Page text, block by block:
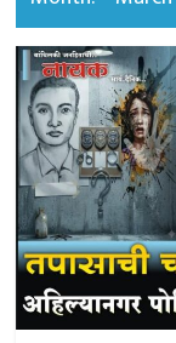
of
Sangamner